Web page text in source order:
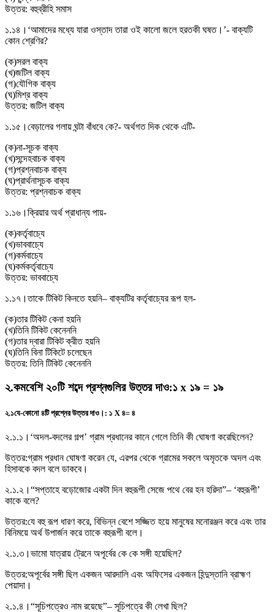
উত্তর: বহুব্রীহি সমাস
১.১৪। ‘আমাদের মধ্যে যারা ওস্তাদ তারা ওই কালাে জলে হরতকী ঘষত।’- বাক্যটি
কোন শ্রেণির?
(ক)সরল বাক্য
(খ)জটিল বাক্য
(গ)যৌগিক বাক্য
(ঘ)মিশ্র বাক্য
উত্তর: জটিল বাক্য
১.১৫। বেড়ালের গলায় ঘন্টা বাঁধবে কে?- অর্থগত দিক থেকে এটি-
(ক)না-সূচক বাক্য
(খ)সন্দেহবাচক বাক্য
(গ)প্রশ্নবাচক বাক্য
(ঘ)প্রার্থনাসূচক বাক্য
উত্তর: প্রশ্নবাচক বাক্য
১.১৬। ক্রিয়ার অর্থ প্রাধান্য পায়-
(ক)কর্তৃবাচ্যে
(খ)ভাববাচ্যে
(গ)কর্মবাচ্যে
(ঘ)কর্মকর্তৃবাচ্যে
উত্তর: ভাববাচ্যে
১.১৭।তাকে টিকিট কিনতে হয়নি– বাক্যটির কর্তৃবাচ্যের রূপ হল-
(ক)তার টিকিট কেনা হয়নি
(খ)তিনি টিকিট কেনেননি
(গ)তার দ্বারা টিকিট ক্রীত হয়নি
(ঘ)তিনি বিনা টিকিটে চলেছেন
উত্তর: তিনি টিকিট কেনেননি
২.কমবেশি ২০টি শব্দে প্রশ্নগুলির উত্তর দাও:১ x ১৯ = ১৯
২.১যে-কোনাে ৪টি প্রশ্নের উত্তর দাও। : ১ X ৪= ৪
২.১.১। ‘অদল-বদলের গল্প’ গ্রাম প্রধানের কানে গেলে তিনি কী ঘােষণা করেছিলেন?
উত্তর:গ্রাম প্রধান ঘোষণা করেন যে, এরপর থেকে গ্রামের সকলে অমৃতকে অদল এবং
হিসাবকে বদল বলে ডাকবে।
২.১.২। “সপ্তাহে বড়ােজোর একটা দিন বহুরূপী সেজে পথে বের হন হরিদা”– ‘বহুরূপী’
কাকে বলে?
উত্তর:যে বহু রূপ ধারণ করে, বিভিন্ন বেশে সজ্জিত হয়ে মানুষের মনোরঞ্জন করে এবং তার
বিনিময়ে অর্থ উপার্জন করে তাকে বহুরূপী বলে।
২.১.৩। ভামাে যাত্রায় ট্রেনে অপূর্বের কে কে সঙ্গী হয়েছিল?
উত্তর:অপূর্বের সঙ্গী ছিল একজন আরদালি এবং অফিসের একজন হিন্দুস্তানি ব্রাহ্মণ
পেয়াদা।
২.১.৪। “সূচিপত্রেও নাম রয়েছে”– সূচিপত্রে কী লেখা ছিল?